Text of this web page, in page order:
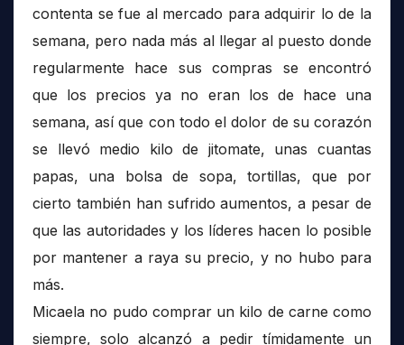
contenta se fue al mercado para adquirir lo de la
semana, pero nada más al llegar al puesto donde
regularmente hace sus compras se encontró
que los precios ya no eran los de hace una
semana, así que con todo el dolor de su corazón
se llevó medio kilo de jitomate, unas cuantas
papas, una bolsa de sopa, tortillas, que por
cierto también han sufrido aumentos, a pesar de
que las autoridades y los líderes hacen lo posible
por mantener a raya su precio, y no hubo para
más.
Micaela no pudo comprar un kilo de carne como
siempre, solo alcanzó a pedir tímidamente un